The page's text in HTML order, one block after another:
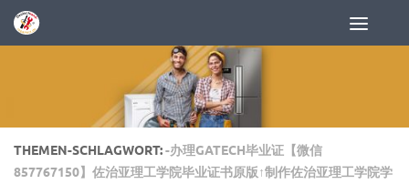
Zum Inhalt springen
THEMEN-SCHLAGWORT:-办理GATECH毕业证【微信
857767150】佐治亚理工学院毕业证书原版↑制作佐治亚理工学院学